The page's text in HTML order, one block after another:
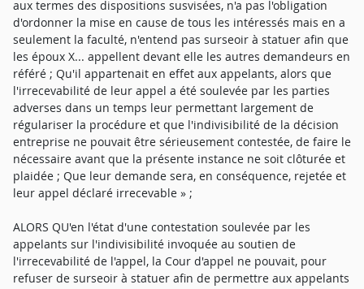
aux termes des dispositions susvisées, n'a pas l'obligation
d'ordonner la mise en cause de tous les intéressés mais en a
seulement la faculté, n'entend pas surseoir à statuer afin que
les époux X... appellent devant elle les autres demandeurs en
référé ; Qu'il appartenait en effet aux appelants, alors que
l'irrecevabilité de leur appel a été soulevée par les parties
adverses dans un temps leur permettant largement de
régulariser la procédure et que l'indivisibilité de la décision
entreprise ne pouvait être sérieusement contestée, de faire le
nécessaire avant que la présente instance ne soit clôturée et
plaidée ; Que leur demande sera, en conséquence, rejetée et
leur appel déclaré irrecevable » ;
ALORS QU'en l'état d'une contestation soulevée par les
appelants sur l'indivisibilité invoquée au soutien de
l'irrecevabilité de l'appel, la Cour d'appel ne pouvait, pour
refuser de surseoir à statuer afin de permettre aux appelants